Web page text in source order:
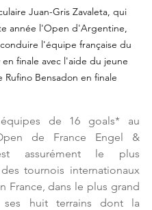
Juan-Gris Zavaleta, qui
année l'Open d'Argentine,
l'équipe française du
en finale avec l'aide du jeune
Rufino Bensadon en finale
de 16 goals* au
de France Engel &
assurément le plus
tournois internationaux
France, dans le plus grand
ses huit terrains dont la